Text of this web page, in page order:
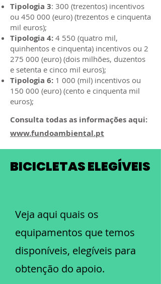
Tipologia 3: 300 (trezentos) incentivos
ou 450 000 (euro) (trezentos e cinquenta
mil euros);
Tipologia 4: 4 550 (quatro mil,
quinhentos e cinquenta) incentivos ou 2
275 000 (euro) (dois milhões, duzentos
e setenta e cinco mil euros);
Tipologia 6: 1 000 (mil) incentivos ou
150 000 (euro) (cento e cinquenta mil
euros);
Consulta todas as informações aqui:
www.fundoambiental.pt
BICICLETAS ELEGÍVEIS
Veja aqui quais os
equipamentos que temos
disponíveis, elegíveis para
obtenção do apoio.